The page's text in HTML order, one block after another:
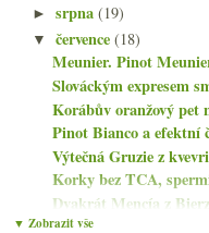
►srpna(19)
▼července(18)
Meunier. Pinot
Slováckým expresem
Korábův oranžový pet
Pinot Bianco a efektní
Výtečná Gruzie z kvevri
Korky bez TCA,
Dvakrát Mencía z
Trojice horských vín
▼ Zobrazit vše